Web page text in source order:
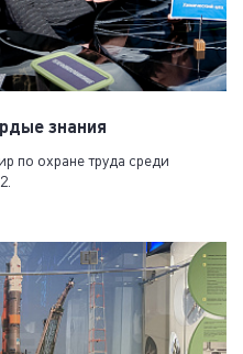
знания
по охране труда среди